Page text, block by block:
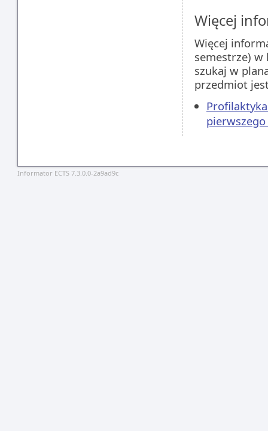
Więcej
Więcej
semestrze)
szukaj w
przedmiot
Informator ECTS 7.3.0.0-2a9ad9c